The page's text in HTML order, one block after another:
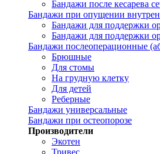
Бандажи после кесарева
Бандажи при опущении
Бандажи для поддержки
Бандажи для поддержки
Бандажи послеоперационные
Брюшные
Для стомы
На грудную клетку
Для детей
Реберные
Бандажи универсальные
Бандажи при остеопорозе
Производители
Экотен
Тривес